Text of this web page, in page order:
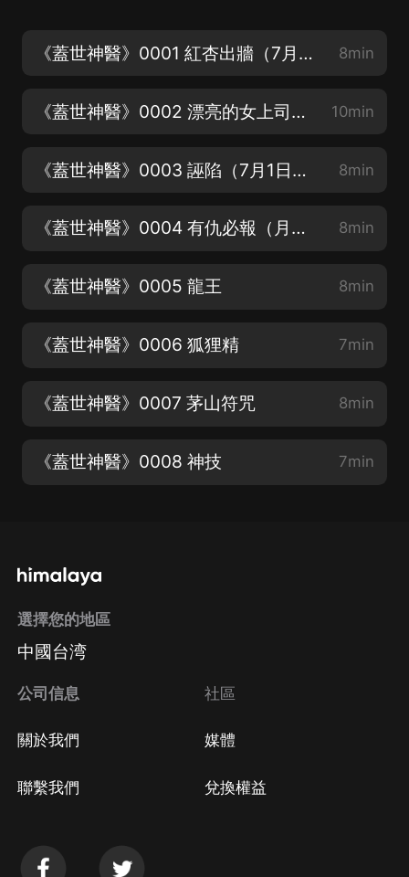
《蓋世神醫》0001 紅杏出牆（7月1日開始月票活動詳情見評論區） 8min
《蓋世神醫》0002 漂亮的女上司（7月1日開始月票活動詳情見評論區） 10min
《蓋世神醫》0003 誣陷（7月1日開始月票活動詳情見評論區） 8min
《蓋世神醫》0004 有仇必報（月票活動開始了看前面評論區置頂） 8min
《蓋世神醫》0005 龍王 8min
《蓋世神醫》0006 狐狸精 7min
《蓋世神醫》0007 茅山符咒 8min
《蓋世神醫》0008 神技 7min
選擇您的地區
中國台湾
公司信息
關於我們
聯繫我們
社區
媒體
兌換權益